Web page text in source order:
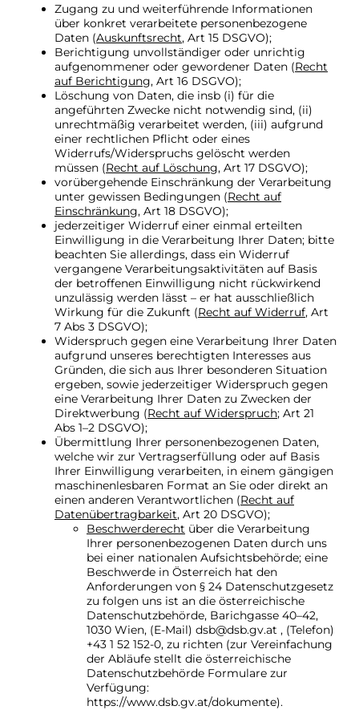
Zugang zu und weiterführende Informationen
über konkret verarbeitete personenbezogene
Daten (Auskunftsrecht, Art 15 DSGVO);
Berichtigung unvollständiger oder unrichtig
aufgenommener oder gewordener Daten (Recht
auf Berichtigung, Art 16 DSGVO);
Löschung von Daten, die insb (i) für die
angeführten Zwecke nicht notwendig sind, (ii)
unrechtmäßig verarbeitet werden, (iii) aufgrund
einer rechtlichen Pflicht oder eines
Widerrufs/Widerspruchs gelöscht werden
müssen (Recht auf Löschung, Art 17 DSGVO);
vorübergehende Einschränkung der Verarbeitung
unter gewissen Bedingungen (Recht auf
Einschränkung, Art 18 DSGVO);
jederzeitiger Widerruf einer einmal erteilten
Einwilligung in die Verarbeitung Ihrer Daten; bitte
beachten Sie allerdings, dass ein Widerruf
vergangene Verarbeitungsaktivitäten auf Basis
der betroffenen Einwilligung nicht rückwirkend
unzulässig werden lässt – er hat ausschließlich
Wirkung für die Zukunft (Recht auf Widerruf, Art
7 Abs 3 DSGVO);
Widerspruch gegen eine Verarbeitung Ihrer Daten
aufgrund unseres berechtigten Interesses aus
Gründen, die sich aus Ihrer besonderen Situation
ergeben, sowie jederzeitiger Widerspruch gegen
eine Verarbeitung Ihrer Daten zu Zwecken der
Direktwerbung (Recht auf Widerspruch; Art 21
Abs 1–2 DSGVO);
Übermittlung Ihrer personenbezogenen Daten,
welche wir zur Vertragserfüllung oder auf Basis
Ihrer Einwilligung verarbeiten, in einem gängigen
maschinenlesbaren Format an Sie oder direkt an
einen anderen Verantwortlichen (Recht auf
Datenübertragbarkeit, Art 20 DSGVO);
Beschwerderecht über die Verarbeitung
Ihrer personenbezogenen Daten durch uns
bei einer nationalen Aufsichtsbehörde; eine
Beschwerde in Österreich hat den
Anforderungen von § 24 Datenschutzgesetz
zu folgen uns ist an die österreichische
Datenschutzbehörde, Barichgasse 40–42,
1030 Wien, (E-Mail) dsb@dsb.gv.at , (Telefon)
+43 1 52 152-0, zu richten (zur Vereinfachung
der Abläufe stellt die österreichische
Datenschutzbehörde Formulare zur
Verfügung:
https://www.dsb.gv.at/dokumente).